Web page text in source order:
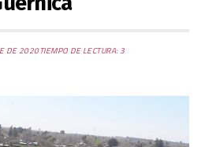
DE 2020TIEMPO DE LECTURA: 3